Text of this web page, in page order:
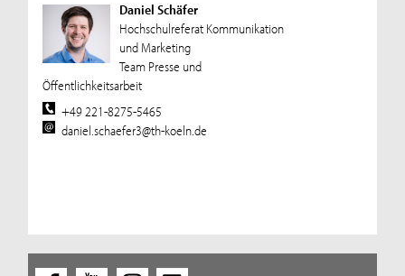
Daniel Schäfer
Hochschulreferat Kommunikation
und Marketing
Team Presse und
Öffentlichkeitsarbeit
+49 221-8275-5465
daniel.schaefer3@th-koeln.de